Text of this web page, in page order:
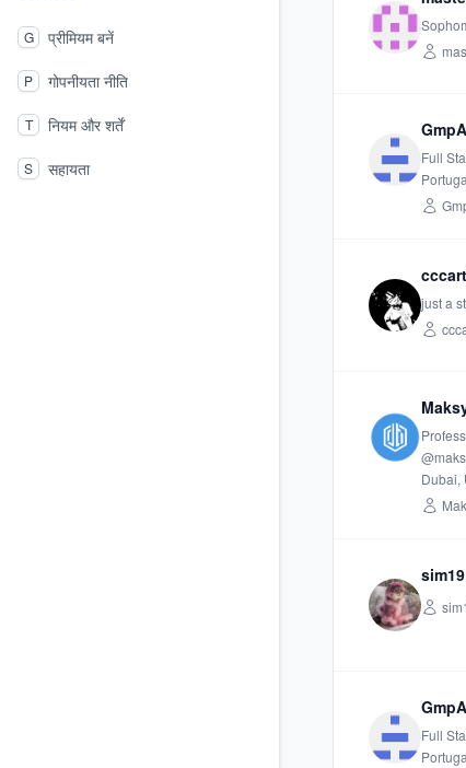
G प्रीमियम बनें
P गोपनीयता नीति
T नियम और शर्तें
S सहायता
Full
just a
Dubai,
Full